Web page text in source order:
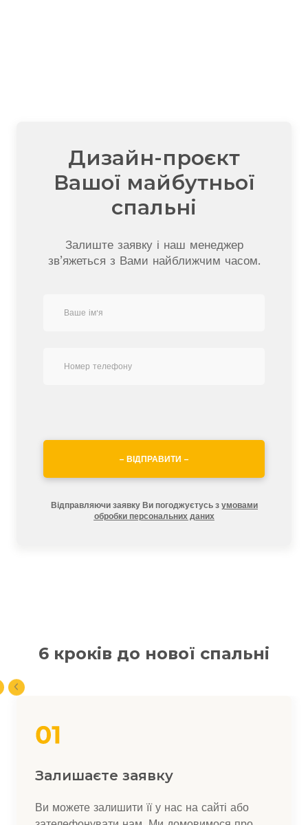
Дизайн-проєкт
Вашої майбутньої
спальні
Залиште заявку і наш менеджер
зв’яжеться з Вами найближчим часом.
– ВІДПРАВИТИ –
Відправляючи заявку Ви погоджуєтусь з умовами
обробки персональних даних
6 кроків до нової спальні
Залишаєте заявку
Ви можете залишити її у нас на сайті або